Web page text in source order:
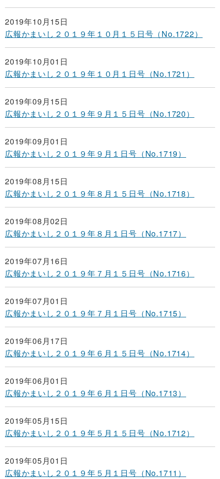
2019年10月15日
広報かまいし２０１９年１０月１５日号（No.1722）
2019年10月01日
広報かまいし２０１９年１０月１日号（No.1721）
2019年09月15日
広報かまいし２０１９年９月１５日号（No.1720）
2019年09月01日
広報かまいし２０１９年９月１日号（No.1719）
2019年08月15日
広報かまいし２０１９年８月１５日号（No.1718）
2019年08月02日
広報かまいし２０１９年８月１日号（No.1717）
2019年07月16日
広報かまいし２０１９年７月１５日号（No.1716）
2019年07月01日
広報かまいし２０１９年７月１日号（No.1715）
2019年06月17日
広報かまいし２０１９年６月１５日号（No.1714）
2019年06月01日
広報かまいし２０１９年６月１日号（No.1713）
2019年05月15日
広報かまいし２０１９年５月１５日号（No.1712）
2019年05月01日
広報かまいし２０１９年５月１日号（No.1711）